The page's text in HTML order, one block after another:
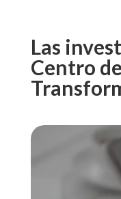
Las
Centro